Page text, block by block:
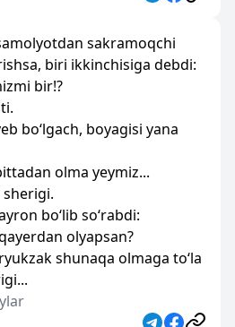
sakramoqchi
biri ikkinchisiga debdi:
bir!?
bo‘lgach, boyagisi yana
olma yeymiz...
bo‘lib so‘rabdi:
olyapsan?
shunaqa olmaga to‘la